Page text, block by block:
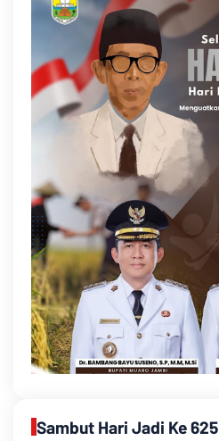
Sambut Hari Jadi Ke 625